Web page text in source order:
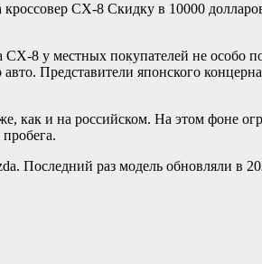
Скидку в 10000
8 у местных покупателей не
Представители японского
как и на российском. На этом фоне
Последний раз модель обновляли в